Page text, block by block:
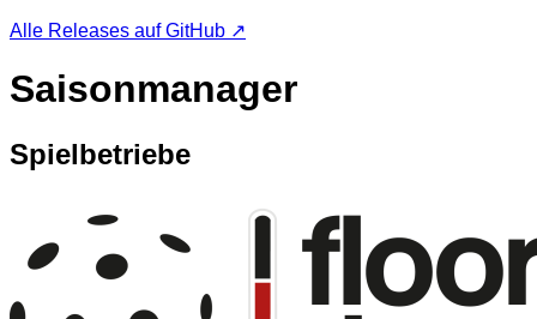
Alle Releases auf GitHub ↗
Saisonmanager
Spielbetriebe